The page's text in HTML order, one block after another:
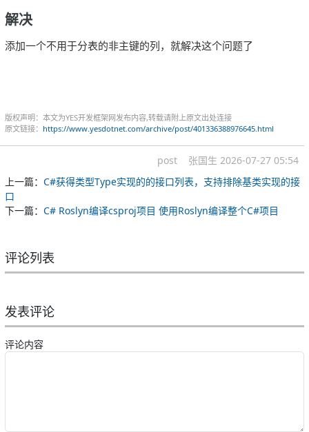
解决
添加一个不用于分表的非主键的列，就解决这个问题了
版权声明：本文为YES开发框架网发布内容,转载请附上原文出处连接
原文链接： https://www.yesdotnet.com/archive/post/401336388976645.html
post 张国生 2026-07-27 05:54
上一篇： C#获得类型Type实现的的接口列表，支持排除基类实现的接
口
下一篇： C# Roslyn编译csproj项目 使用Roslyn编译整个C#项目
评论列表
发表评论
评论内容